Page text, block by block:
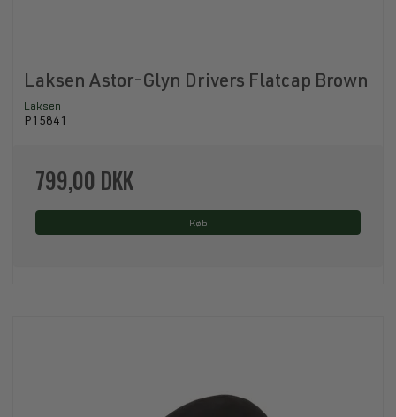
Laksen Astor-Glyn Drivers Flatcap Brown
Laksen
P15841
799,00 DKK
Køb